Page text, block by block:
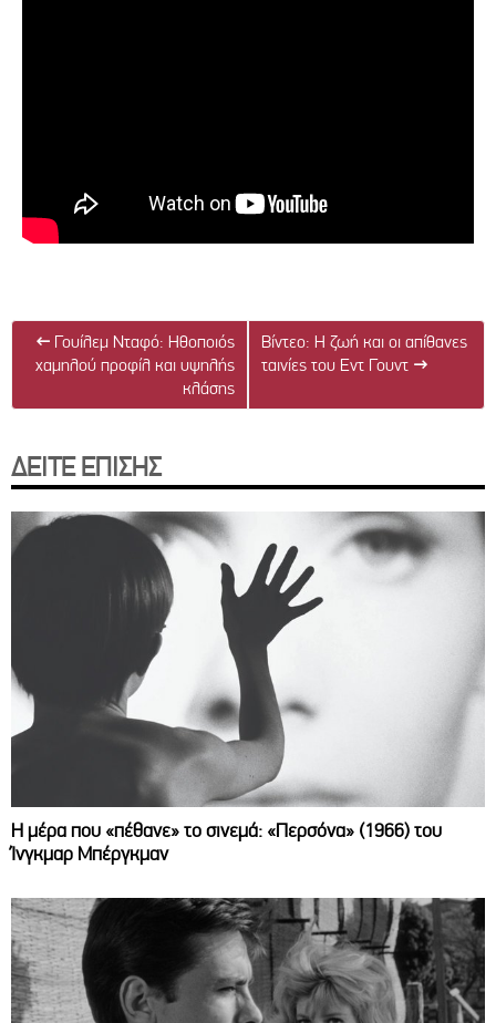
← Γουίλεμ Νταφό: Ηθοποιός
χαμηλού προφίλ και υψηλής
κλάσης
Βίντεο: Η ζωή και οι απίθανες
ταινίες του Εντ Γουντ →
ΔΕΙΤΕ ΕΠΙΣΗΣ
Η μέρα που «πέθανε» το σινεμά: «Περσόνα» (1966) του
Ίνγκμαρ Μπέργκμαν